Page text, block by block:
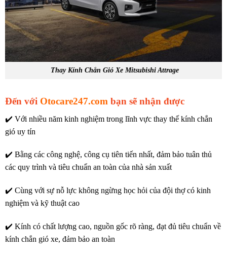
Thay Kính Chắn Gió Xe Mitsubishi Attrage
Đến với Otocare247.com bạn sẽ nhận được
✔️ Với nhiều năm kinh nghiệm trong lĩnh vực thay thế kính chắn
gió uy tín
✔️ Bằng các công nghệ, công cụ tiên tiến nhất, đảm bảo tuân thủ
các quy trình và tiêu chuẩn an toàn của nhà sản xuất
✔️ Cùng với sự nỗ lực không ngừng học hỏi của đội thợ có kinh
nghiệm và kỹ thuật cao
✔️ Kính có chất lượng cao, nguồn gốc rõ ràng, đạt đủ tiêu chuẩn về
kính chắn gió xe, đảm bảo an toàn